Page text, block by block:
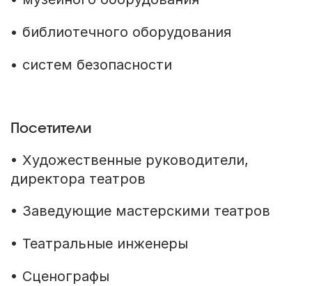
• библиотечного оборудования
• систем безопасности
Посетители
• Художественные руководители,
директора театров
• Заведующие мастерскими театров
• Театральные инженеры
• Сценографы